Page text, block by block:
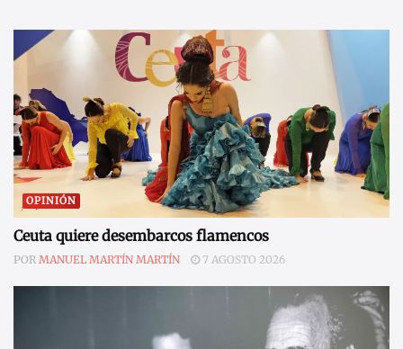
OPINIÓN
Ceuta quiere desembarcos flamencos
POR MANUEL MARTÍN MARTÍN 7 AGOSTO 2026